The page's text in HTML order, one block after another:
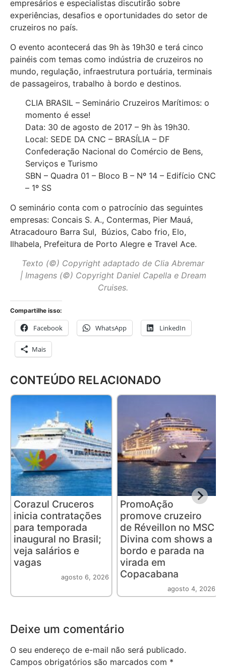
empresários e especialistas discutirão sobre
experiências, desafios e oportunidades do setor de
cruzeiros no país.
O evento acontecerá das 9h às 19h30 e terá cinco
painéis com temas como indústria de cruzeiros no
mundo, regulação, infraestrutura portuária, terminais
de passageiros, trabalho à bordo e destinos.
CLIA BRASIL – Seminário Cruzeiros Marítimos: o
momento é esse!
Data: 30 de agosto de 2017 – 9h às 19h30.
Local: SEDE DA CNC – BRASÍLIA – DF
Confederação Nacional do Comércio de Bens,
Serviços e Turismo
SBN – Quadra 01 – Bloco B – Nº 14 – Edifício CNC
– 1º SS
O seminário conta com o patrocínio das seguintes
empresas: Concais S. A., Contermas, Pier Mauá,
Atracadouro Barra Sul, Búzios, Cabo frio, Elo,
Ilhabela, Prefeitura de Porto Alegre e Travel Ace.
Texto (©) Copyright adaptado de Clia Abremar
| Imagens (©) Copyright Daniel Capella e Dream
Cruises.
Compartilhe isso:
Facebook WhatsApp LinkedIn
Mais
CONTEÚDO RELACIONADO
Corazul Cruceros
inicia contratações
para temporada
inaugural no Brasil;
veja salários e
vagas
agosto 6, 2026
PromoAção
promove cruzeiro
de Réveillon no MSC
Divina com shows a
bordo e parada na
virada em
Copacabana
agosto 4, 2026
Deixe um comentário
O seu endereço de e-mail não será publicado.
Campos obrigatórios são marcados com *